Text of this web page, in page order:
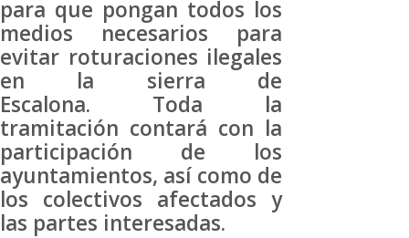
para que pongan todos los
medios necesarios para
evitar roturaciones ilegales
en la sierra de
Escalona. Toda la
tramitación contará con la
participación de los
ayuntamientos, así como de
los colectivos afectados y
las partes interesadas.